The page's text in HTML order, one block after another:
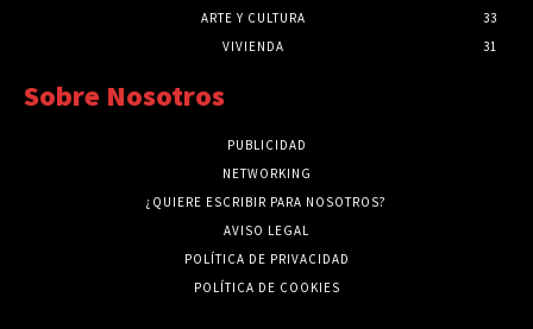
ARTE Y CULTURA
33
VIVIENDA
31
Sobre Nosotros
PUBLICIDAD
NETWORKING
¿QUIERE ESCRIBIR PARA NOSOTROS?
AVISO LEGAL
POLÍTICA DE PRIVACIDAD
POLÍTICA DE COOKIES